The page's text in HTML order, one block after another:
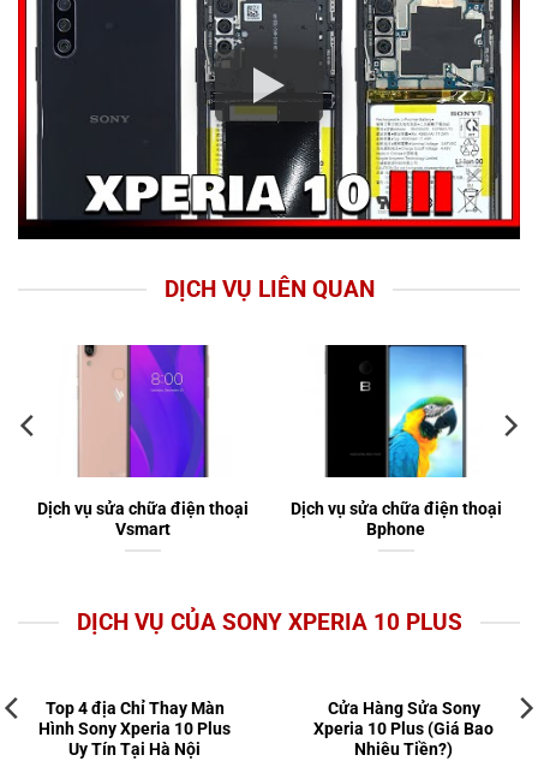
DỊCH VỤ LIÊN QUAN
Dịch vụ sửa chữa điện thoại
Vsmart
Dịch vụ sửa chữa điện thoại
Bphone
DỊCH VỤ CỦA SONY XPERIA 10 PLUS
Top 4 địa Chỉ Thay Màn
Hình Sony Xperia 10 Plus
Uy Tín Tại Hà Nội
Cửa Hàng Sửa Sony
Xperia 10 Plus (Giá Bao
Nhiêu Tiền?)